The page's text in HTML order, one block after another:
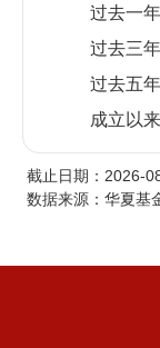
过去一年
过去三年
过去五年
成立以来
08-05
2026-
08-04
1.4979
2026-
1.4522
2026-
07-31
07-30
截止日期：2026-
数据来源：华夏基